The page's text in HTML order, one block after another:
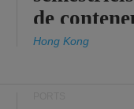
de
Hong Kong